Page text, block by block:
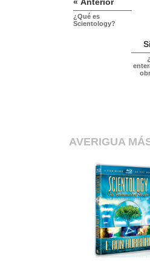
¿Qué es
Scientology?
AVERIGUA